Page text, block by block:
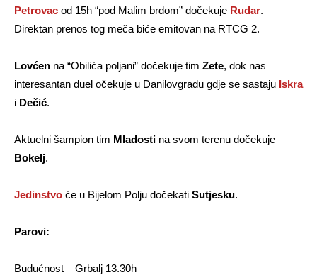
Petrovac od 15h “pod Malim brdom” dočekuje Rudar.
Direktan prenos tog meča biće emitovan na RTCG 2.
Lovćen na “Obilića poljani” dočekuje tim Zete, dok nas
interesantan duel očekuje u Danilovgradu gdje se sastaju Iskra
i Dečić.
Aktuelni šampion tim Mladosti na svom terenu dočekuje
Bokelj.
Jedinstvo će u Bijelom Polju dočekati Sutjesku.
Parovi:
Budućnost – Grbalj 13.30h